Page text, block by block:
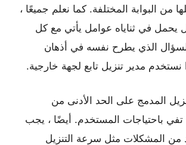
من البوابة المختلفة. كما نعلم جميعًا ،
يحمل في ثناياه عوامل يأتي مع كل
الذي يطرح نفسه في أذهان
نستخدم مدير تنزيل تابع لجهة خارجية.
المدمج على الحد الأدنى من
تفي باحتياجات المستخدم. أيضًا ، يجب
من المشكلات مثل سرعة التنزيل